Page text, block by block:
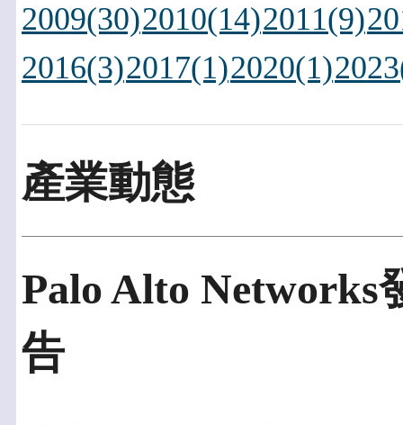
2009(30)2010(14)2011(9)
2016(3)2017(1)2020(1)
產業動態
Palo Alto Networks
告